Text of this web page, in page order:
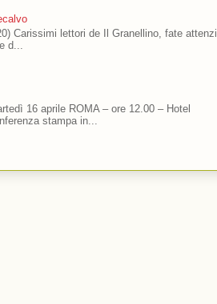
Carissimi lettori de Il Granellino, fate
d...
16 aprile ROMA – ore 12.00 – Hotel
stampa in...